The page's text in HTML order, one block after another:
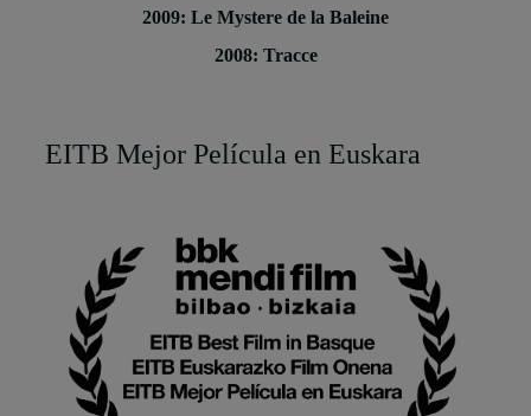
2009: Le Mystere de la Baleine
2008: Tracce
EITB Mejor Película en Euskara